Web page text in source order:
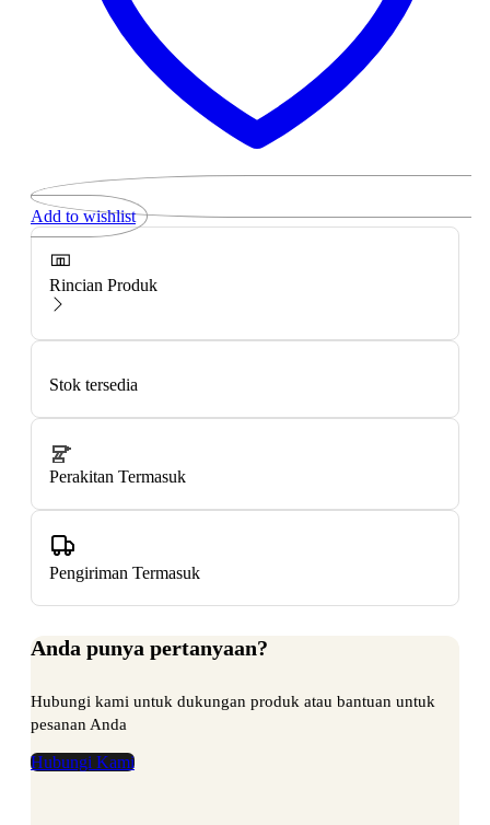
Add to wishlist
Rincian Produk
Stok tersedia
Perakitan Termasuk
Pengiriman Termasuk
Anda punya pertanyaan?
Hubungi kami untuk dukungan produk atau bantuan untuk
pesanan Anda
Hubungi Kami